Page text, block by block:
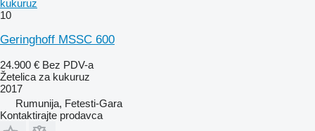
kukuruz
10
Geringhoff MSSC 600
24.900 € Bez PDV-a
Žetelica za kukuruz
2017
Rumunija, Fetesti-Gara
Kontaktirajte prodavca